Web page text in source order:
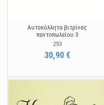
Αυτοκόλλητα βιτρίνας
παντοπωλείου 3
293
30,90 €